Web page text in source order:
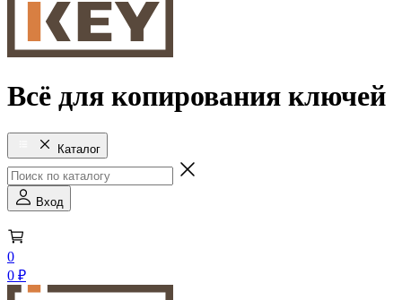
Всё для копирования ключей
Каталог
Вход
0
0 ₽